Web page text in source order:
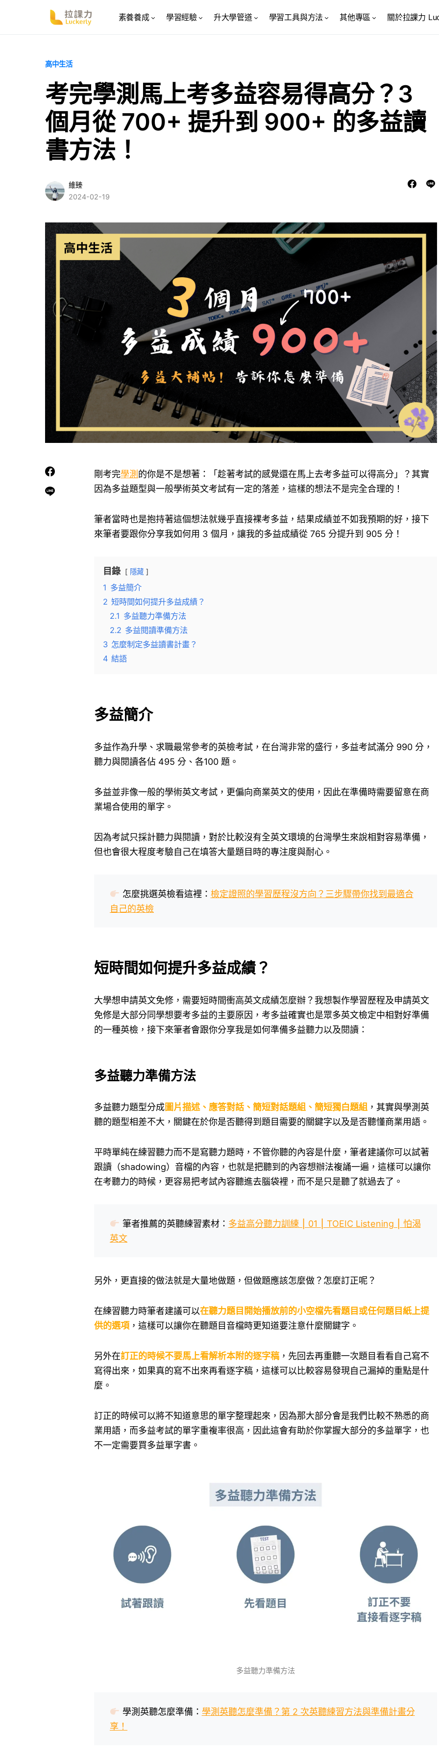
素養養成 學習經驗 升大學管道 學習工具與方法 其他專區 關於拉課力
高中生活
考完學測馬上考多益容易得高分？3
個月從 700+ 提升到 900+ 的多益讀
書方法！
維臻
2024-02-19
剛考完學測 的你是不是想著：「趁著考試的感覺還在馬上去考多益可以得高分」？其實
因為多益題型與一般學術英文考試有一定的落差，這樣的想法不是完全合理的！
筆者當時也是抱持著這個想法就幾乎直接裸考多益，結果成績並不如我預期的好，接下
來筆者要跟你分享我如何用 3 個月，讓我的多益成績從 765 分提升到 905 分！
目錄 隱藏
1 多益簡介
2 短時間如何提升多益成績？
2.1 多益聽力準備方法
2.2 多益閱讀準備方法
3 怎麼制定多益讀書計畫？
4 結語
多益簡介
多益作為升學、求職最常參考的英檢考試，在台灣非常的盛行，多益考試滿分 990 分，
聽力與閱讀各佔 495 分、各100 題。
多益並非像一般的學術英文考試，更偏向商業英文的使用，因此在準備時需要留意在商
業場合使用的單字。
因為考試只採計聽力與閱讀，對於比較沒有全英文環境的台灣學生來說相對容易準備，
但也會很大程度考驗自己在填答大量題目時的專注度與耐心。
怎麼挑選英檢看這裡： 檢定證照的學習歷程沒方向？三步驟帶你找到最適合
自己的英檢
短時間如何提升多益成績？
大學想申請英文免修，需要短時間衝高英文成績怎麼辦？我想製作學習歷程及申請英文
免修是大部分同學想要考多益的主要原因，考多益確實也是眾多英文檢定中相對好準備
的一種英檢，接下來筆者會跟你分享我是如何準備多益聽力以及閱讀：
多益聽力準備方法
多益聽力題型分成圖片描述、應答對話、簡短對話題組、簡短獨白題組 ，其實與學測英
聽的題型相差不大，關鍵在於你是否聽得到題目需要的關鍵字以及是否聽懂商業用語。
平時單純在練習聽力而不是寫聽力題時，不管你聽的內容是什麼，筆者建議你可以試著
跟讀（shadowing）音檔的內容，也就是把聽到的內容想辦法複誦一遍，這樣可以讓你
在考聽力的時候，更容易把考試內容聽進去腦袋裡，而不是只是聽了就過去了。
筆者推薦的英聽練習素材： 多益高分聽力訓練 ⎮ 01 ⎮ TOEIC Listening ⎮ 怕渴
英文
另外，更直接的做法就是大量地做題，但做題應該怎麼做？怎麼訂正呢？
在練習聽力時筆者建議可以在聽力題目開始播放前的小空檔先看題目或任何題目紙上提
供的選項，這樣可以讓你在聽題目音檔時更知道要注意什麼關鍵字。
另外在訂正的時候不要馬上看解析本附的逐字稿 ，先回去再重聽一次題目看看自己寫不
寫得出來，如果真的寫不出來再看逐字稿，這樣可以比較容易發現自己漏掉的重點是什
麼。
訂正的時候可以將不知道意思的單字整理起來，因為那大部分會是我們比較不熟悉的商
業用語，而多益考試的單字重複率很高，因此這會有助於你掌握大部分的多益單字，也
不一定需要買多益單字書。
多益聽力準備方法
學測英聽怎麼準備： 學測英聽怎麼準備？第 2 次英聽練習方法與準備計畫分
享！